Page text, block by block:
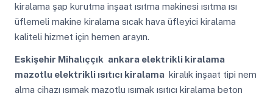
kiralama şap kurutma inşaat ısıtma makinesi ısıtma ısı
üflemeli makine kiralama sıcak hava üfleyici kiralama
kaliteli hizmet için hemen arayın.
Eskişehir Mihalıççık ankara elektrikli kiralama
mazotlu elektrikli ısıtıcı kiralama kiralık inşaat tipi nem
alma cihazı ısımak mazotlu ısımak ısıtıcı kiralama beton